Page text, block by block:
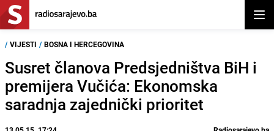
/ VIJESTI / BOSNA I HERCEGOVINA
Susret članova Predsjedništva BiH i
premijera Vučića: Ekonomska
saradnja zajednički prioritet